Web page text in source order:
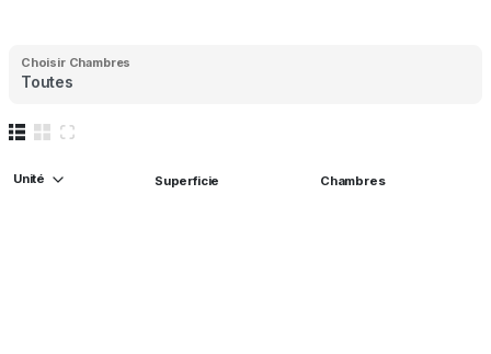
Choisir Chambres
Toutes
Unité Superficie Chambres